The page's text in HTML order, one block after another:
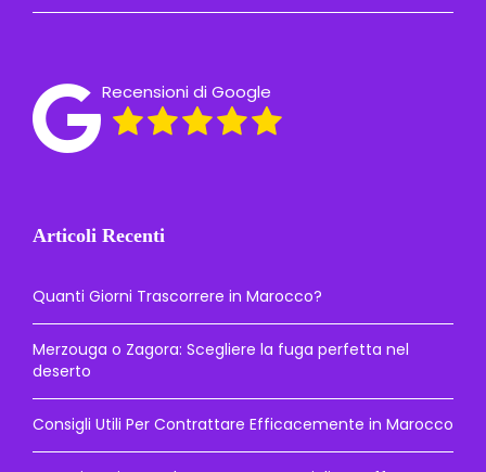
Recensioni di Google
Articoli Recenti
Quanti Giorni Trascorrere in Marocco?
Merzouga o Zagora: Scegliere la fuga perfetta nel
deserto
Consigli Utili Per Contrattare Efficacemente in Marocco